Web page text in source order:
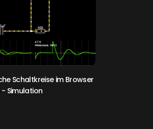
Schaltkreise im Browser
- Simulation